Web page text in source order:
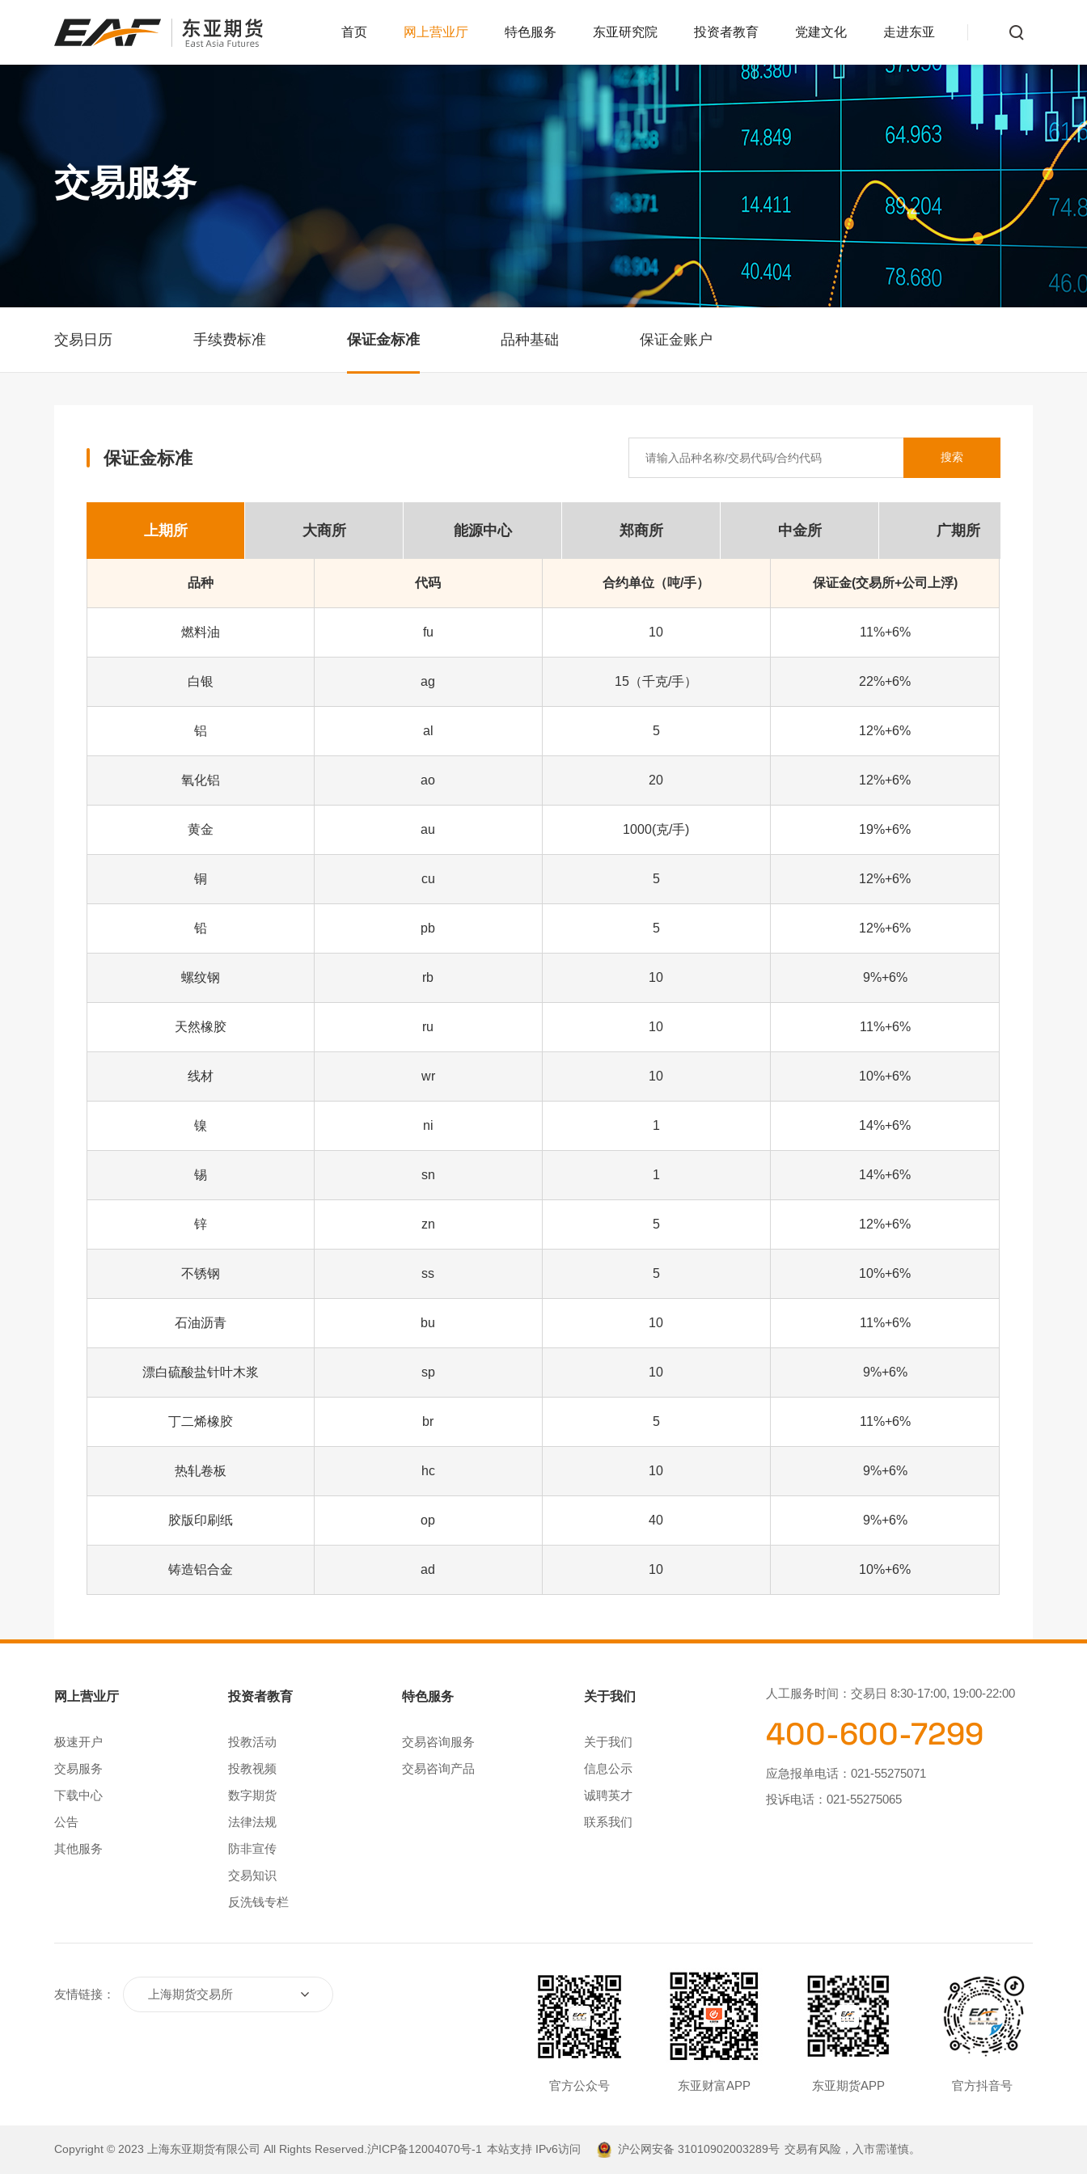
首页 网上营业厅
专业的服务
网上开户
交易服务
交易日历
手续费标准
保证金标准
保证金账户
下载中心
资产管理公告
投诉建议
特色服务
交易咨询产品
东亚研究院 投资者教育
投教视频 数字期货 法律法规 交易知识 反洗钱专栏
党建文化 走进东亚
信息公示 诚聘英才 联系我们
交易服务
交易日历 手续费标准 保证金标准 品种基础 保证金账户
保证金标准 搜索
上期所 大商所 能源中心 郑商所 中金所 广期所
品种 代码 合约单位（吨/手） 保证金(交易所+公司上浮)
燃料油 fu 10 11%+6%
白银 ag 15（千克/手） 22%+6%
铝 al 5 12%+6%
氧化铝 ao 20 12%+6%
黄金 au 1000(克/手) 19%+6%
铜 cu 5 12%+6%
铅 pb 5 12%+6%
螺纹钢 rb 10 9%+6%
天然橡胶 ru 10 11%+6%
线材 wr 10 10%+6%
镍 ni 1 14%+6%
锡 sn 1 14%+6%
锌 zn 5 12%+6%
不锈钢 ss 5 10%+6%
石油沥青 bu 10 11%+6%
漂白硫酸盐针叶木浆 sp 10 9%+6%
丁二烯橡胶 br 5 11%+6%
热轧卷板 hc 10 9%+6%
胶版印刷纸 op 40 9%+6%
铸造铝合金 ad 10 10%+6%
网上营业厅
极速开户
交易服务
下载中心
公告
其他服务
投资者教育
投教活动
投教视频
数字期货
法律法规
防非宣传
交易知识
反洗钱专栏
特色服务
交易咨询服务
交易咨询产品
关于我们
关于我们
信息公示
诚聘英才
联系我们
人工服务时间：交易日 8:30-17:00, 19:00-22:00
400-600-7299
应急报单电话： 021-55275071
投诉电话： 021-55275065
友情链接： 上海期货交易所
官方公众号 东亚财富APP 东亚期货APP 官方抖音号
Copyright © 2023 上海东亚期货有限公司 All Rights Reserved.沪ICP备12004070号-1 本站支持 IPv6访问 沪公网安备 31010902003289号 交易有风险，入市需谨慎。